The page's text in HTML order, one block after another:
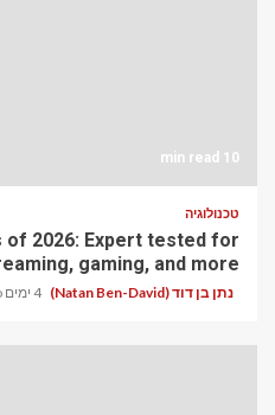
10 min read
טכנולוגיה
of 2026: Expert tested for
gaming, and more
נתן בן דוד (Natan Ben-David) 4 ימים ago